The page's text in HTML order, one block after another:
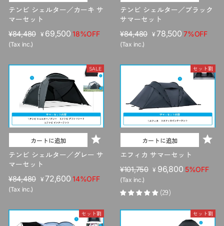
テンビ シェルター／カーキ サ
マーセット
販
売
格
¥84,480 セ
価
格
¥ 69,50018%OFF
(Tax inc.)
テンビ シェルター／ブラック
サマーセット
販
売
格
¥84,480 セ
価
¥ 78,5007%OFF
(Tax inc.)
SALE
カートに追加
テンビ シェルター／グレー サ
マーセット
販
売
格
¥84,480 セ
価
¥ 72,60014%OFF
(Tax inc.)
セット割
カートに追加
エフィカ サマーセット
販
売
価
¥101,750 セ
ル
格
¥ 96,800 5%OFF
(Tax inc.)
(29)
セット割 セット割